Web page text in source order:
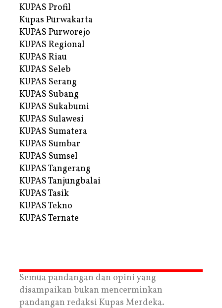
KUPAS Profil
Kupas Purwakarta
KUPAS Purworejo
KUPAS Regional
KUPAS Riau
KUPAS Seleb
KUPAS Serang
KUPAS Subang
KUPAS Sukabumi
KUPAS Sulawesi
KUPAS Sumatera
KUPAS Sumbar
KUPAS Sumsel
KUPAS Tangerang
KUPAS Tanjungbalai
KUPAS Tasik
KUPAS Tekno
KUPAS Ternate
Semua pandangan dan opini yang
disampaikan bukan mencerminkan
pandangan redaksi Kupas Merdeka.